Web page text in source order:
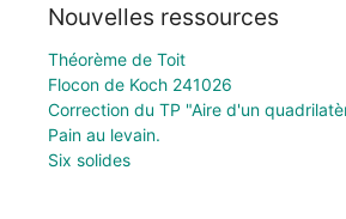
Nouvelles ressources
Théorème de Toit
Flocon de Koch 241026
Correction du TP "Aire d'un
Pain au levain.
Six solides